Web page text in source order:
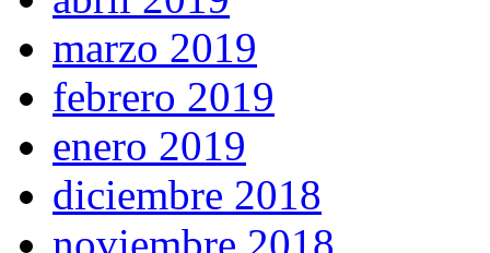
marzo 2019
febrero 2019
enero 2019
diciembre 2018